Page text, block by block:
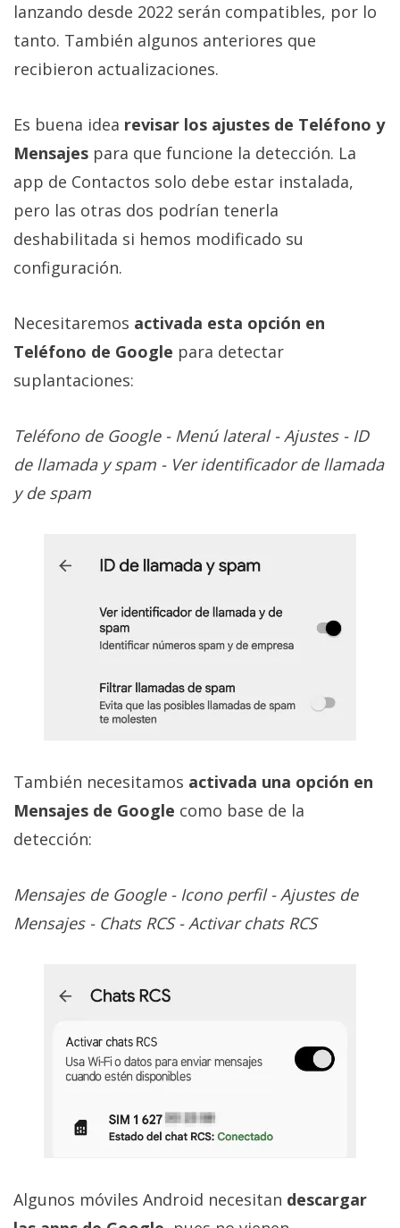
lanzando desde 2022 serán compatibles, por lo
tanto. También algunos anteriores que
recibieron actualizaciones.
Es buena idea revisar los ajustes de Teléfono y
Mensajes para que funcione la detección. La
app de Contactos solo debe estar instalada,
pero las otras dos podrían tenerla
deshabilitada si hemos modificado su
configuración.
Necesitaremos activada esta opción en
Teléfono de Google para detectar
suplantaciones:
Teléfono de Google - Menú lateral - Ajustes - ID
de llamada y spam - Ver identificador de llamada
y de spam
También necesitamos activada una opción en
Mensajes de Google como base de la
detección:
Mensajes de Google - Icono perfil - Ajustes de
Mensajes - Chats RCS - Activar chats RCS
Algunos móviles Android necesitan descargar